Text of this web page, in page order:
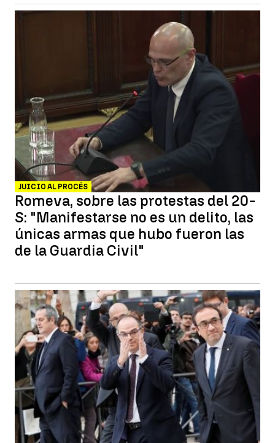
JUICIO AL PROCÉS
Romeva, sobre las protestas del 20-
S: "Manifestarse no es un delito, las
únicas armas que hubo fueron las
de la Guardia Civil"